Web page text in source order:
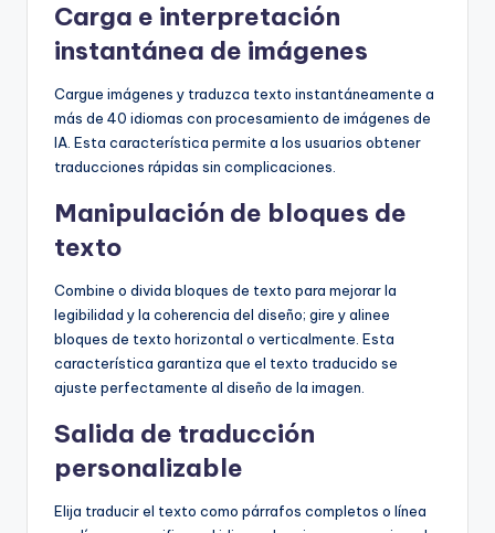
Carga e interpretación
instantánea de imágenes
Cargue imágenes y traduzca texto instantáneamente a
más de 40 idiomas con procesamiento de imágenes de
IA. Esta característica permite a los usuarios obtener
traducciones rápidas sin complicaciones.
Manipulación de bloques de
texto
Combine o divida bloques de texto para mejorar la
legibilidad y la coherencia del diseño; gire y alinee
bloques de texto horizontal o verticalmente. Esta
característica garantiza que el texto traducido se
ajuste perfectamente al diseño de la imagen.
Salida de traducción
personalizable
Elija traducir el texto como párrafos completos o línea